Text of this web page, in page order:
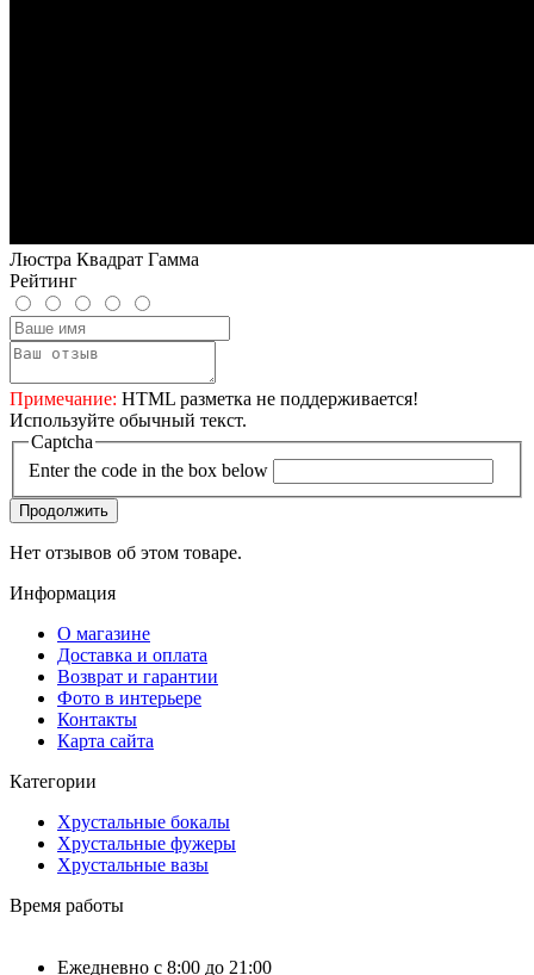
Люстра Квадрат Гамма
Рейтинг
Примечание: HTML разметка не поддерживается!
Используйте обычный текст.
Captcha
Enter the code in the box below
Продолжить
Нет отзывов об этом товаре.
Информация
О магазине
Доставка и оплата
Возврат и гарантии
Фото в интерьере
Контакты
Карта сайта
Категории
Хрустальные бокалы
Хрустальные фужеры
Хрустальные вазы
Время работы
Ежедневно с 8:00 до 21:00